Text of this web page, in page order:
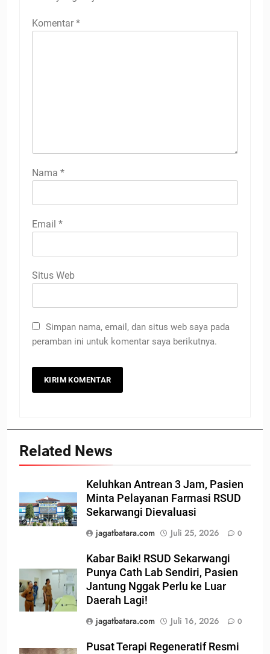
Komentar *
Nama *
Email *
Situs Web
Simpan nama, email, dan situs web saya pada
peramban ini untuk komentar saya berikutnya.
Related News
Keluhkan Antrean 3 Jam, Pasien
Minta Pelayanan Farmasi RSUD
Sekarwangi Dievaluasi
jagatbatara.com
Juli 25, 2026 0
Kabar Baik! RSUD Sekarwangi
Punya Cath Lab Sendiri, Pasien
Jantung Nggak Perlu ke Luar
Daerah Lagi!
jagatbatara.com
Juli 16, 2026 0
Pusat Terapi Regeneratif Resmi